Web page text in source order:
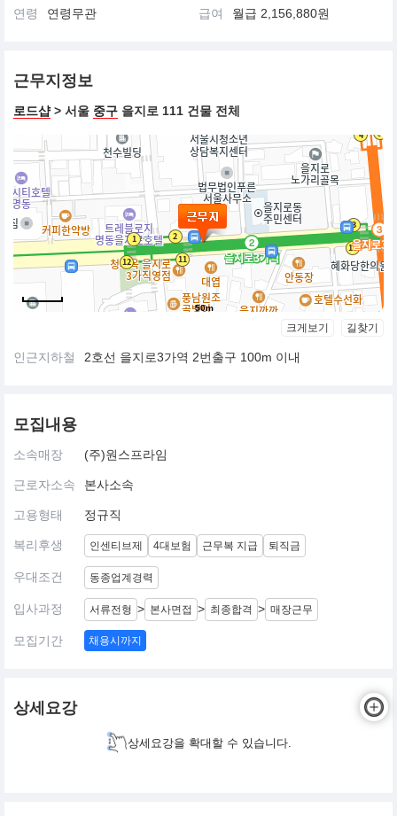
연령
연령무관 급여 월급 2,156,880원
근무지정보
로드샵> 서울 중구 을지로 111 건물 전체
50m
크게보기 길찾기
인근지하철 2호선 을지로3가역 2번출구 100m 이내
모집내용
소속매장 (주)원스프라임
근로자소속 본사소속
고용형태 정규직
복리후생 인센티브제 4대보험 근무복 지급 퇴직금
우대조건 동종업계경력
입사과정 서류전형 > 본사면접 > 최종합격 > 매장근무
모집기간 채용시까지
상세요강
상세요강을 확대할 수 있습니다.